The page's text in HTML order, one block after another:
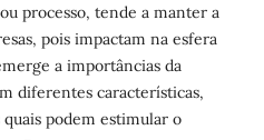
processo, tende a manter a
pois impactam na esfera
a importâncias da
diferentes características,
podem estimular o